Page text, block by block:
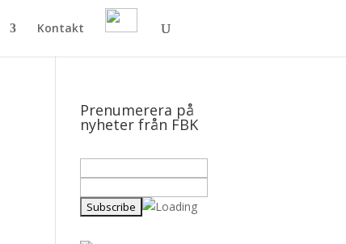
Kontakt
Prenumerera på
nyheter från FBK